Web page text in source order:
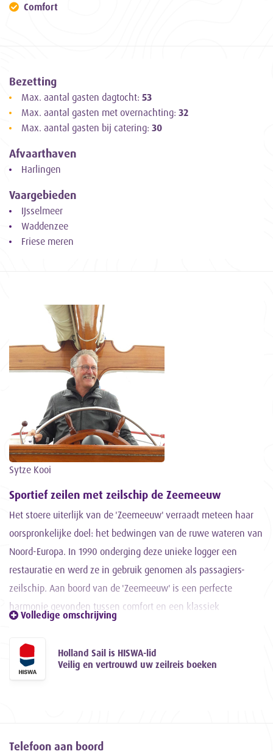
Comfort
Bezetting
Max. aantal gasten dagtocht: 53
Max. aantal gasten met overnachting: 32
Max. aantal gasten bij catering: 30
Afvaarthaven
Harlingen
Vaargebieden
IJsselmeer
Waddenzee
Friese meren
Sytze Kooi
Sportief zeilen met zeilschip de Zeemeeuw
Het stoere uiterlijk van de 'Zeemeeuw' verraadt meteen haar
oorspronkelijke doel: het bedwingen van de ruwe wateren van
Noord-Europa. In 1990 onderging deze unieke logger een
restauratie en werd ze in gebruik genomen als passagiers-
zeilschip. Aan boord van de 'Zeemeeuw' is een perfecte
harmonie gevonden tussen comfort en een klassiek
scheepsinterieur. De sfeervolle ruimtes lenen zich uitstekend
voor vergaderingen, trainingen of ontspannen avonden na
een dag vol zeilplezier. Vanuit haar thuishaven Harlingen
Volledige omschrijving
Holland Sail is HISWA-lid
Veilig en vertrouwd uw zeilreis boeken
Telefoon aan boord